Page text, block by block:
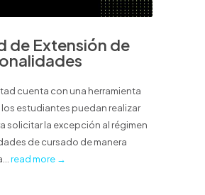
de Extensión de
cuenta con una herramienta
los estudiantes puedan realizar
solicitar la excepción al régimen
de cursado de manera
read more →